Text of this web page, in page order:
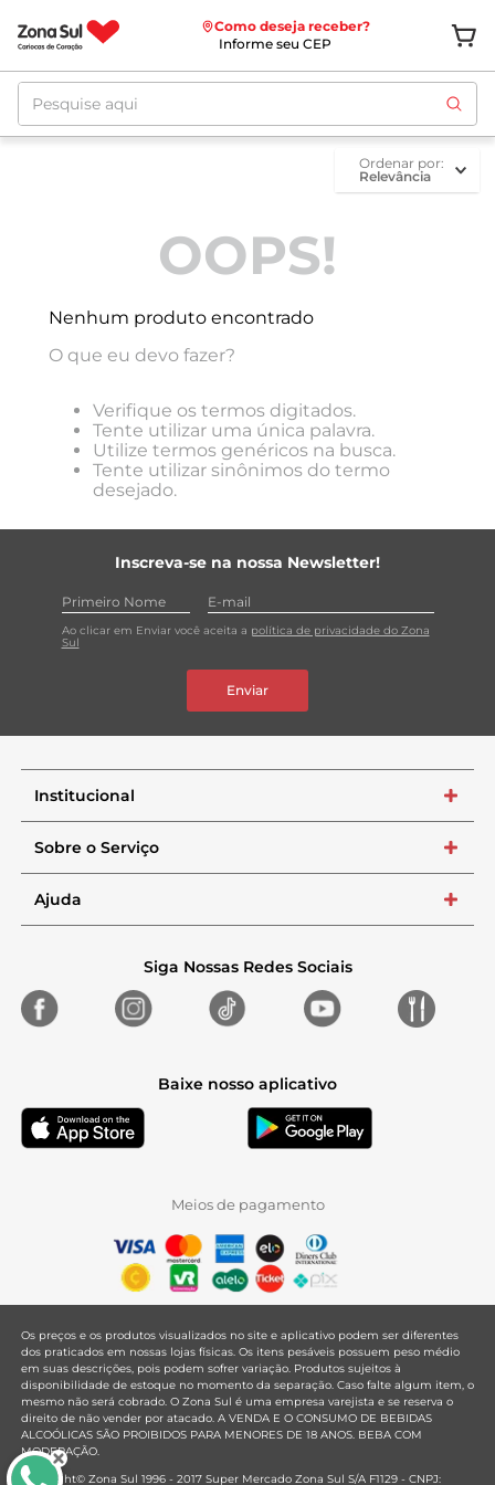
Como deseja receber?
Informe seu CEP
Pesquise aqui
ordenar por
Relevância
OOPS!
Nenhum produto encontrado
O que eu devo fazer?
Verifique os termos digitados.
Tente utilizar uma única palavra.
Utilize termos genéricos na busca.
Tente utilizar sinônimos do termo
desejado.
Inscreva-se na nossa Newsletter!
Ao clicar em Enviar você aceita a política de privacidade do Zona
Sul
Enviar
Institucional +
Sobre o Serviço +
Ajuda +
Siga Nossas Redes Sociais
Baixe nosso aplicativo
Meios de pagamento
Os preços e os produtos visualizados no site e aplicativo podem ser diferentes
dos praticados em nossas lojas físicas. Os itens pesáveis possuem peso médio
em suas descrições, pois podem sofrer variação. Produtos sujeitos à
disponibilidade de estoque no momento da separação. Caso falte algum item, o
mesmo não será cobrado. O Zona Sul é uma empresa varejista e se reserva o
direito de não vender por atacado. A VENDA E O CONSUMO DE BEBIDAS
ALCOÓLICAS SÃO PROIBIDOS PARA MENORES DE 18 ANOS. BEBA COM
MODERAÇÃO.
Copyright© Zona Sul 1996 - 2017 Super Mercado Zona Sul S/A F1129 - CNPJ: